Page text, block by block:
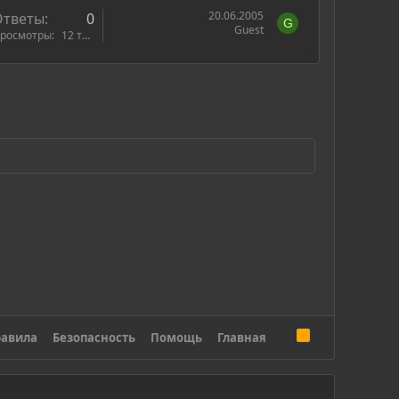
0
12 тыс.
20.06.2005
Guest
G
Безопасность Помощь Главная
S